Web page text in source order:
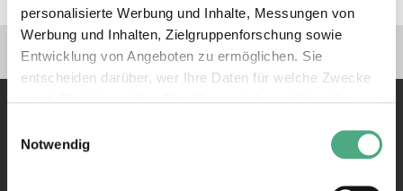
personalisierte Werbung und Inhalte, Messungen von
Werbung und Inhalten, Zielgruppenforschung sowie
Entwicklung von Angeboten zu ermöglichen. Sie
entscheiden darüber, wer Ihre Daten für welche Zwecke
nutzt. Sie können Ihre Einwilligung jederzeit über die
Trigger Symbol ändern oder widerrufen
Notwendig
Verlinkungen zu unseren